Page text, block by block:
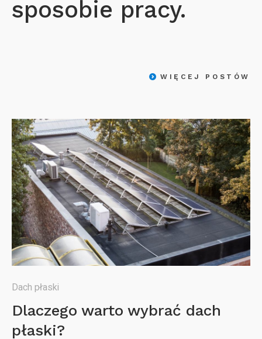
sposobie pracy.
WIĘCEJ POSTÓW
Dach płaski
Dlaczego warto wybrać dach
płaski?